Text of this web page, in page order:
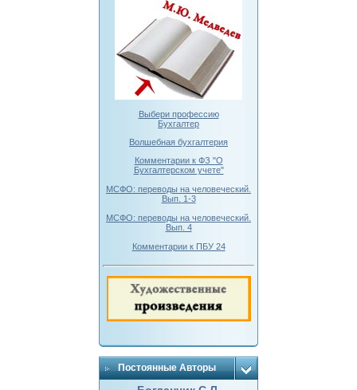
Выбери профессию
Бухгалтер
Волшебная бухгалтерия
Комментарии к ФЗ "О
Бухгалтерском учете"
МСФО: переводы на человеческий.
Вып. 1-3
МСФО: переводы на человеческий.
Вып. 4
Комментарии к ПБУ 24
Постоянные Авторы